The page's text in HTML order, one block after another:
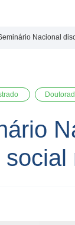
Nacional